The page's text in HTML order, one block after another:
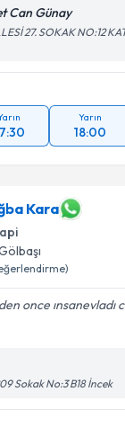
Can Günay
27. SOKAK NO:12
Yarın
18:00
Kara
once ınsanevladı
Sokak No:3 B18 İncek